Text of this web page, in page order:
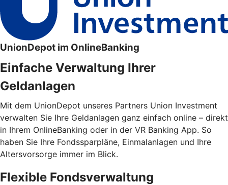
UnionDepot im OnlineBanking
Einfache Verwaltung Ihrer
Geldanlagen
Mit dem UnionDepot unseres Partners Union Investment
verwalten Sie Ihre Geldanlagen ganz einfach online – direkt
in Ihrem OnlineBanking oder in der VR Banking App. So
haben Sie Ihre Fondssparpläne, Einmalanlagen und Ihre
Altersvorsorge immer im Blick.
Flexible Fondsverwaltung